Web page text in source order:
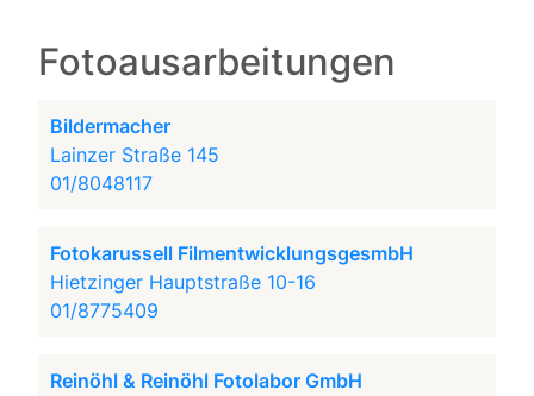
Fotoausarbeitungen
Bildermacher
Lainzer Straße 145
01/8048117
Fotokarussell FilmentwicklungsgesmbH
Hietzinger Hauptstraße 10-16
01/8775409
Reinöhl & Reinöhl Fotolabor GmbH